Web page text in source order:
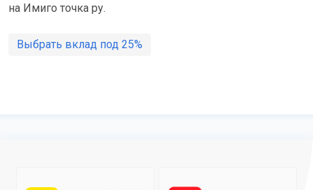
на Имиго точка ру.
Выбрать вклад под 25%